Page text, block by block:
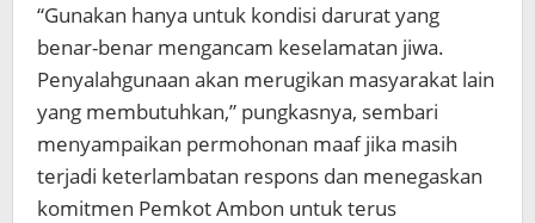
“Gunakan hanya untuk kondisi darurat yang
benar-benar mengancam keselamatan jiwa.
Penyalahgunaan akan merugikan masyarakat lain
yang membutuhkan,” pungkasnya, sembari
menyampaikan permohonan maaf jika masih
terjadi keterlambatan respons dan menegaskan
komitmen Pemkot Ambon untuk terus